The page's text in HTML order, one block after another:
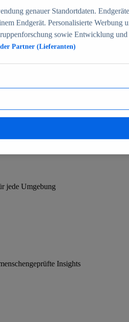
70+
und -prognosen
jede Umgebung
Insights
genauer Standortdaten.
Endgerät. Personalisierte Werbung
sowie Entwicklung
Partner (Lieferanten)